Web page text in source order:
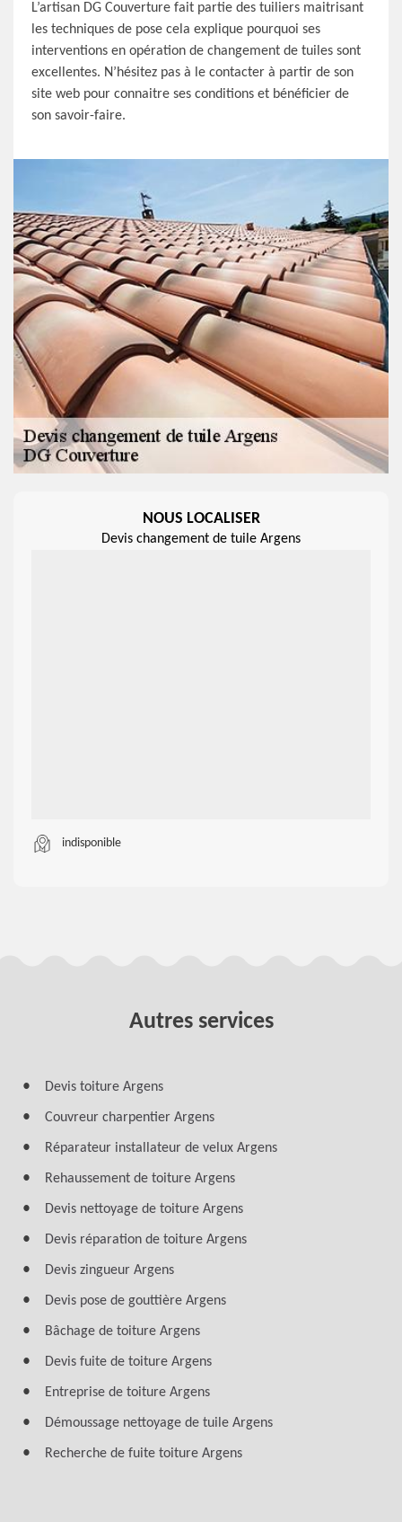
L’artisan DG Couverture fait partie des tuiliers maitrisant
les techniques de pose cela explique pourquoi ses
interventions en opération de changement de tuiles sont
excellentes. N’hésitez pas à le contacter à partir de son
site web pour connaitre ses conditions et bénéficier de
son savoir-faire.
NOUS LOCALISER
Devis changement de tuile Argens
indisponible
Autres services
Devis toiture Argens
Couvreur charpentier Argens
Réparateur installateur de velux Argens
Rehaussement de toiture Argens
Devis nettoyage de toiture Argens
Devis réparation de toiture Argens
Devis zingueur Argens
Devis pose de gouttière Argens
Bâchage de toiture Argens
Devis fuite de toiture Argens
Entreprise de toiture Argens
Démoussage nettoyage de tuile Argens
Recherche de fuite toiture Argens